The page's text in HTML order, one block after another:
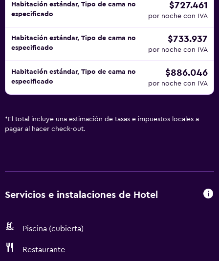
Habitación estándar, Tipo de cama no
especificado
$727.461
por noche con IVA
Habitación estándar, Tipo de cama no
especificado
$733.937
por noche con IVA
Habitación estándar, Tipo de cama no
especificado
$886.046
por noche con IVA
* El total incluye una estimación de tasas e impuestos locales a
pagar al hacer check-out.
Servicios e instalaciones de Hotel
Piscina (cubierta)
Restaurante